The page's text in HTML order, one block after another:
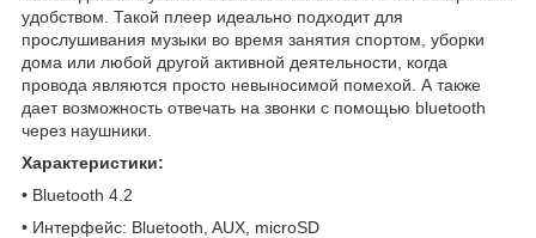
удобством. Такой плеер идеально подходит для
прослушивания музыки во время занятия спортом, уборки
дома или любой другой активной деятельности, когда
провода являются просто невыносимой помехой. А также
дает возможность отвечать на звонки с помощью bluetooth
через наушники.
Характеристики:
• Bluetooth 4.2
• Интерфейс: Bluetooth, AUX, microSD